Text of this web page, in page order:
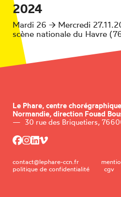
2024
Mardi 26 → Mercredi
scène nationale du Havre
Le Phare, centre
Normandie, direction Fouad
— 30 rue des Briquetiers,
contact@lephare-ccn.fr
politique de confidentialité
cgv